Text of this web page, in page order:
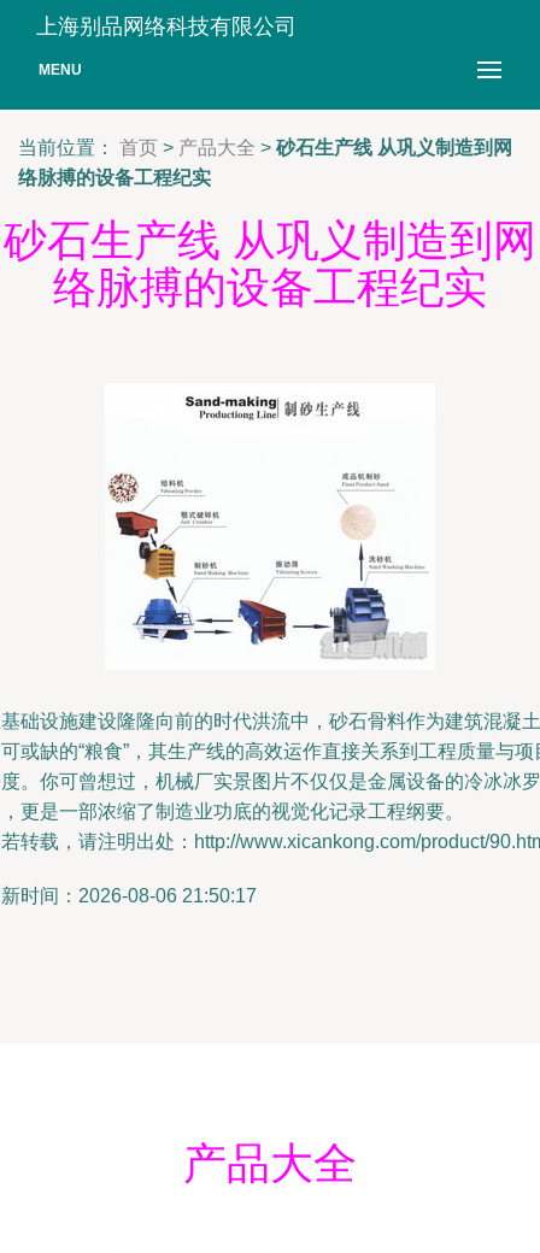
上海别品网络科技有限公司
MENU
当前位置： 首页 > 产品大全 > 砂石生产线 从巩义制造到网
络脉搏的设备工程纪实
砂石生产线 从巩义制造到网
络脉搏的设备工程纪实
础设施建设隆隆向前的时代洪流中，砂石骨料作为建筑混凝土
或缺的“粮食”，其生产线的高效运作直接关系到工程质量与项
。你可曾想过，机械厂实景图片不仅仅是金属设备的冷冰冰罗
更是一部浓缩了制造业功底的视觉化记录工程纲要。
转载，请注明出处：http://www.xicankong.com/product/
时间：2026-08-06 21:50:17
产品大全